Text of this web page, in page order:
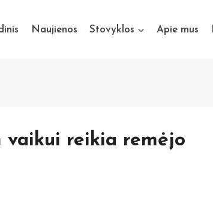
Naujienos Stovyklos Apie mus
vaikui reikia remėjo